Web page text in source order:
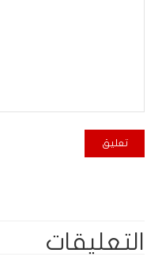
التعليقات